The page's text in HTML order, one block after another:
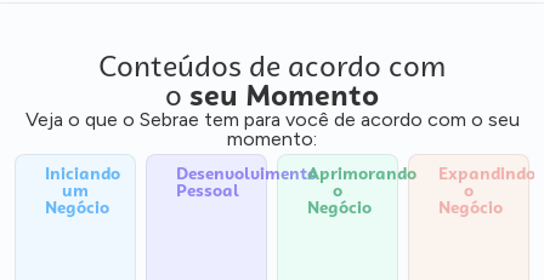
Conteúdos de acordo com
o seu Momento
Veja o que o Sebrae tem para você de acordo com o seu
momento:
Iniciando
um
Negócio
Desenvolvimento
Pessoal
Aprimorando
o
Negócio
Expandindo
o
Negócio